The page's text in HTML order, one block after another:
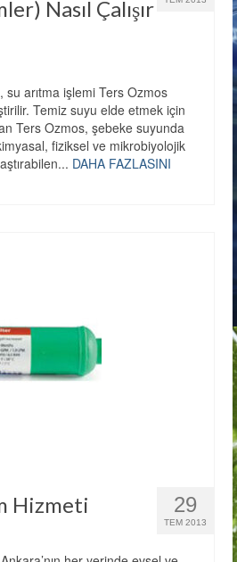
Nasıl Çalışır
su arıtma işlemi Ters Ozmos
Temiz suyu elde etmek için
Ters Ozmos, şebeke suyunda
fiziksel ve mikrobiyolojik
DAHA FAZLASINI
29
TEM 2013
Hizmeti